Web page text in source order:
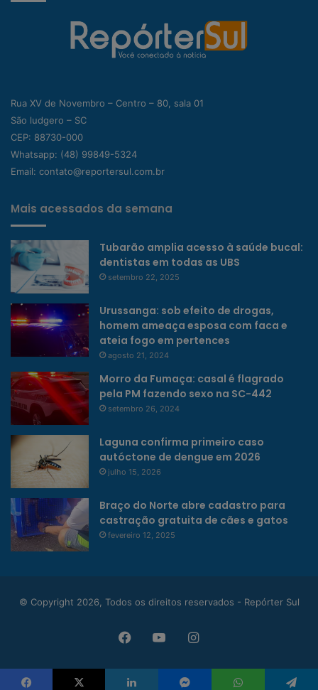
Rua XV de Novembro – Centro – 80, sala 01
São ludgero – SC
CEP: 88730-000
Whatsapp: (48) 99849-5324
Email: contato@reportersul.com.br
Mais acessados da semana
Tubarão amplia acesso à saúde bucal:
dentistas em todas as UBS
setembro 22, 2025
Urussanga: sob efeito de drogas,
homem ameaça esposa com faca e
ateia fogo em pertences
agosto 21, 2024
Morro da Fumaça: casal é flagrado
pela PM fazendo sexo na SC-442
setembro 26, 2024
Laguna confirma primeiro caso
autóctone de dengue em 2026
julho 15, 2026
Braço do Norte abre cadastro para
castração gratuita de cães e gatos
fevereiro 12, 2025
© Copyright 2026, Todos os direitos reservados - Repórter Sul
Facebook
YouTubeInstagram